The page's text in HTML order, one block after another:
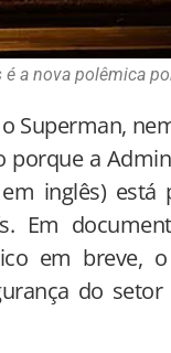
a nova polêmica
Superman,
porque a
inglês)
Em
em breve,
do